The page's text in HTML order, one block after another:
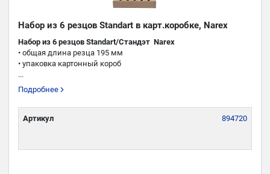
Набор из 6 резцов Standart в карт.коробке, Narex
Набор из 6 резцов Standart/Стандэт Narex
• общая длина резца 195 мм
• упаковка картонный короб
...
Подробнее
Артикул 894720